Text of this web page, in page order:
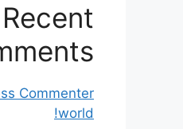
Recent
Commenter
world!